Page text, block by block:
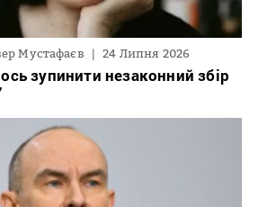
Мустафаєв 24 Липня 2026
зупинити незаконний збір